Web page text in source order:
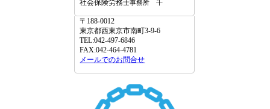
社会保険労務士事務所 千
〒188-0012
東京都西東京市南町3-9-6
TEL:042-497-6846
FAX:042-464-4781
メールでのお問合せ